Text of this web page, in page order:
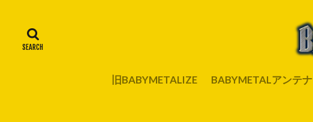
旧BABYMETALIZE BABYMETALアンテナ